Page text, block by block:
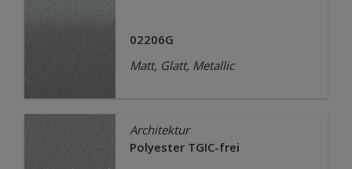
02206G
Matt, Glatt, Metallic
Architektur
Polyester TGIC-frei